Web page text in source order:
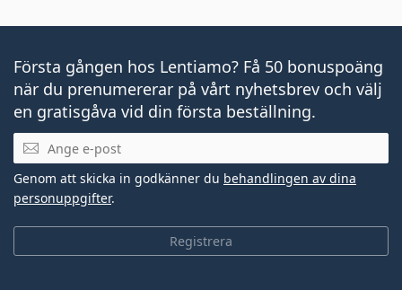
Första gången hos Lentiamo? Få 50 bonuspoäng
när du prenumererar på vårt nyhetsbrev och välj
en gratisgåva vid din första beställning.
Mejladress
Registrera
Genom att skicka in godkänner du behandlingen av dina
personuppgifter.